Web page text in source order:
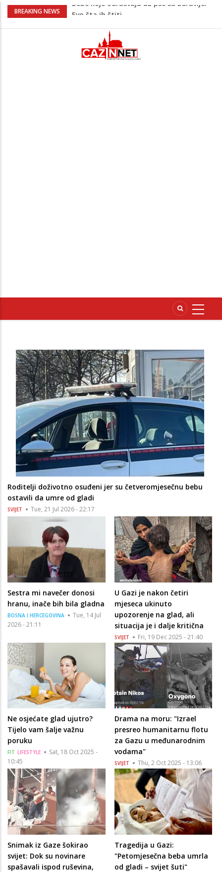
BREAKING NEWS
Krenuo u BiH sa 20 kilograma droge:
Juventus igra protiv Intera, Spaleti
razočarao navijače iz BiH
Užas: Uhapšen Italijan (45) kako
Roditelji doživotno osuđeni jer su četveromjesečnu bebu
ostavili da umre od gladi
SVIJET Tue, 21 Jul 2026 - 22:17
Sestra mi navečer donosi
hranu, inače bih bila gladna
BOSNA I HERCEGOVINA
Tue, 14 Jul
2026 - 21:11
U Gazi je nakon četiri
mjeseca ukinuto
upozorenje na glad, ali
situacija je i dalje kritična
SVIJET Fri, 19 Dec 2025 - 21:40
Ne osjećate glad ujutro?
Tijelo vam šalje važnu
poruku
FIT LIFESTYLE
Sat, 18 Oct 2025 -
10:45
Drama na moru: "Izrael
presreo humanitarnu flotu
za Gazu u međunarodnim
vodama"
SVIJET Thu, 2 Oct 2025 - 13:06
Snimak iz Gaze šokirao
svijet: Dok su novinare
spašavali ispod ruševina,
Tragedija u Gazi:
"Petomjesečna beba umrla
od gladi – svijet šuti"